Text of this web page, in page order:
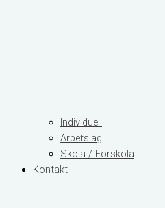
Individuell
Arbetslag
Skola / Förskola
Kontakt